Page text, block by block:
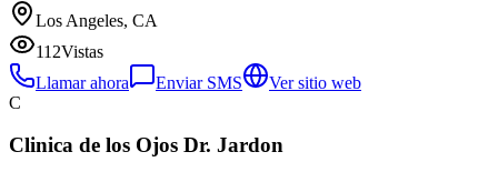
Los Angeles, CA
112Vistas
Llamar ahora
Enviar SMS
Ver sitio web
C
Clinica de los Ojos Dr. Jardon